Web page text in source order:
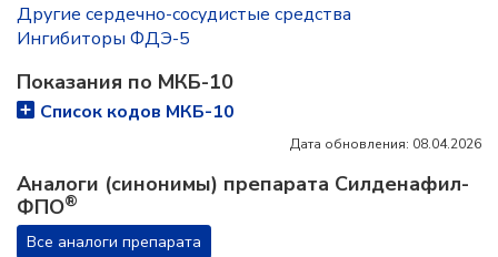
Другие сердечно-сосудистые средства
Ингибиторы ФДЭ-5
Показания по МКБ-10
Список кодов МКБ-10
Дата обновления: 08.04.2026
Аналоги (синонимы) препарата Силденафил-
ФПО®
Все аналоги препарата